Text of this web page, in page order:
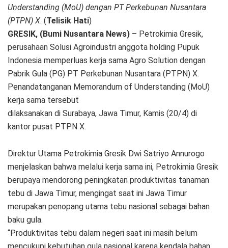
Understanding (MoU) dengan PT Perkebunan Nusantara
(PTPN) X. (Telisik Hati)
GRESIK, (Bumi Nusantara News) – Petrokimia Gresik,
perusahaan Solusi Agroindustri anggota holding Pupuk
Indonesia memperluas kerja sama Agro Solution dengan
Pabrik Gula (PG) PT Perkebunan Nusantara (PTPN) X.
Penandatanganan Memorandum of Understanding (MoU)
kerja sama tersebut
dilaksanakan di Surabaya, Jawa Timur, Kamis (20/4) di
kantor pusat PTPN X.
Direktur Utama Petrokimia Gresik Dwi Satriyo Annurogo
menjelaskan bahwa melalui kerja sama ini, Petrokimia Gresik
berupaya mendorong peningkatan produktivitas tanaman
tebu di Jawa Timur, mengingat saat ini Jawa Timur
merupakan penopang utama tebu nasional sebagai bahan
baku gula.
“Produktivitas tebu dalam negeri saat ini masih belum